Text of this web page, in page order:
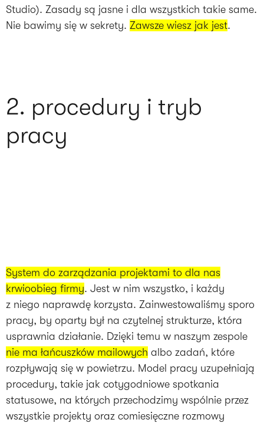
Studio). Zasady są jasne i dla wszystkich takie same.
Nie bawimy się w sekrety. Zawsze wiesz jak jest.
2. procedury i tryb
pracy
System do zarządzania projektami to dla nas
krwioobieg firmy. Jest w nim wszystko, i każdy
z niego naprawdę korzysta. Zainwestowaliśmy sporo
pracy, by oparty był na czytelnej strukturze, która
usprawnia działanie. Dzięki temu w naszym zespole
nie ma łańcuszków mailowych albo zadań, które
rozpływają się w powietrzu. Model pracy uzupełniają
procedury, takie jak cotygodniowe spotkania
statusowe, na których przechodzimy wspólnie przez
wszystkie projekty oraz comiesięczne rozmowy